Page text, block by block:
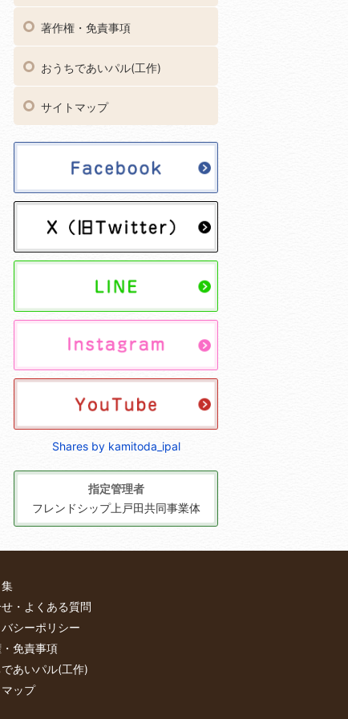
著作権・免責事項
おうちであいパル(工作)
サイトマップ
Shares by kamitoda_ipal
指定管理者
フレンドシップ上戸田共同事業体
集
・よくある質問
シーポリシー
免責事項
あいパル(工作)
ップ